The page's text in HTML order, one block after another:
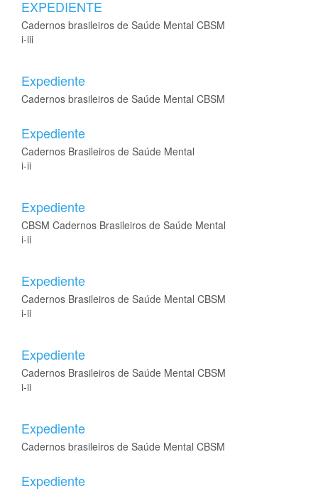
EXPEDIENTE
Cadernos brasileiros de Saúde Mental CBSM
i-iii
Expediente
Cadernos brasileiros de Saúde Mental CBSM
Expediente
Cadernos Brasileiros de Saúde Mental
i-ii
Expediente
CBSM Cadernos Brasileiros de Saúde Mental
i-ii
Expediente
Cadernos Brasileiros de Saúde Mental CBSM
i-ii
Expediente
Cadernos Brasileiros de Saúde Mental CBSM
i-ii
Expediente
Cadernos brasileiros de Saúde Mental CBSM
Expediente